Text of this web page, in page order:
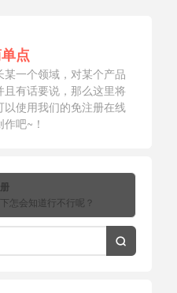
点
一个领域，对某个产品
且有话要说，那么这里将
以使用我们的免注册在线
吧~！
怎会知道行不行呢？
